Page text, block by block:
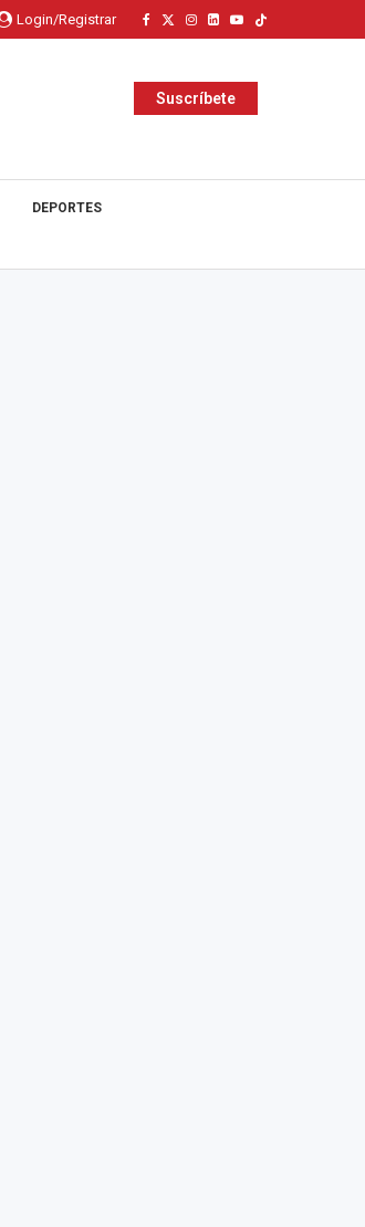
Login/Registrar
Suscríbete
DEPORTES